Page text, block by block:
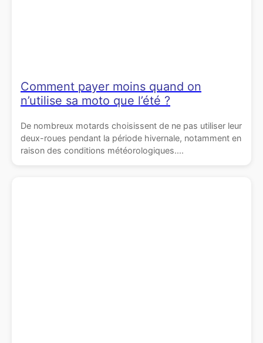
Comment payer moins quand on
n’utilise sa moto que l’été ?
De nombreux motards choisissent de ne pas utiliser leur
deux-roues pendant la période hivernale, notamment en
raison des conditions météorologiques....